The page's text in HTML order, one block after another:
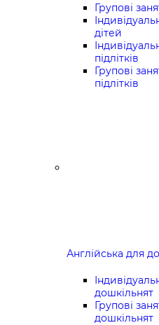
Групові
дітей
підлітків
Групові
підлітків
Англійська для
дошкільнят
Групові
дошкільнят